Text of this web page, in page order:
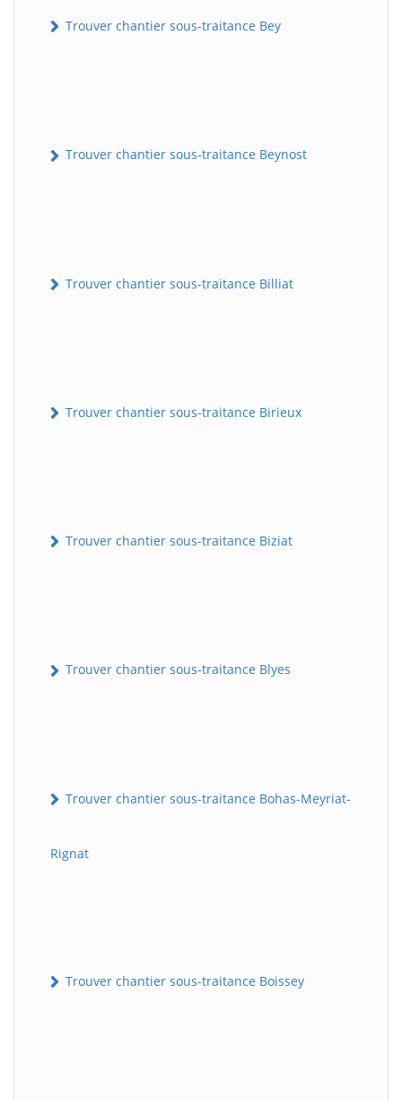
Trouver chantier sous-traitance Bey
Trouver chantier sous-traitance Beynost
Trouver chantier sous-traitance Billiat
Trouver chantier sous-traitance Birieux
Trouver chantier sous-traitance Biziat
Trouver chantier sous-traitance Blyes
Trouver chantier sous-traitance Bohas-Meyriat-
Rignat
Trouver chantier sous-traitance Boissey